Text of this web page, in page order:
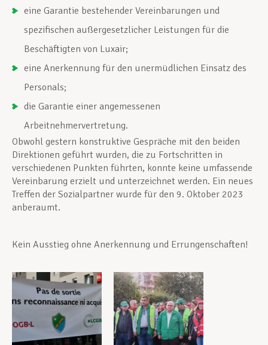
eine Garantie bestehender Vereinbarungen und
spezifischen außergesetzlicher Leistungen für die
Beschäftigten von Luxair;
eine Anerkennung für den unermüdlichen Einsatz des
Personals;
die Garantie einer angemessenen
Arbeitnehmervertretung.
Obwohl gestern konstruktive Gespräche mit den beiden
Direktionen geführt wurden, die zu Fortschritten in
verschiedenen Punkten führten, konnte keine umfassende
Vereinbarung erzielt und unterzeichnet werden. Ein neues
Treffen der Sozialpartner wurde für den 9. Oktober 2023
anberaumt.
Kein Ausstieg ohne Anerkennung und Errungenschaften!